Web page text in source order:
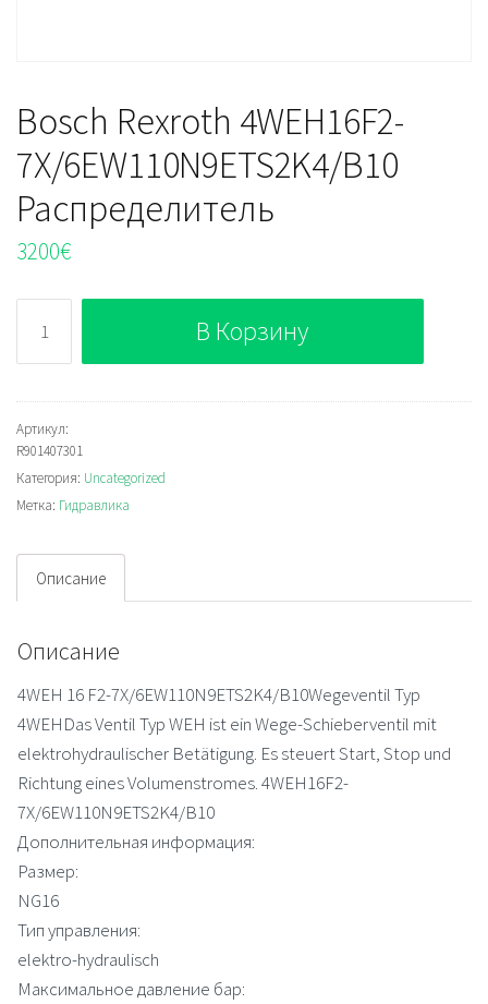
Bosch Rexroth 4WEH16F2-
7X/6EW110N9ETS2K4/B10
Распределитель
3200€
Bosch
Rexroth
4WEH16F2-
7X/6EW110N9ETS2K4/B10
Распределитель
В Корзину
Артикул:
R901407301
Категория: Uncategorized
Метка: Гидравлика
Описание
Описание
4WEH 16 F2-7X/6EW110N9ETS2K4/B10Wegeventil Typ
4WEHDas Ventil Typ WEH ist ein Wege-Schieberventil mit
elektrohydraulischer Betätigung. Es steuert Start, Stop und
Richtung eines Volumenstromes. 4WEH16F2-
7X/6EW110N9ETS2K4/B10
Дополнительная информация:
Размер:
NG16
Тип управления:
elektro-hydraulisch
Максимальное давление бар: